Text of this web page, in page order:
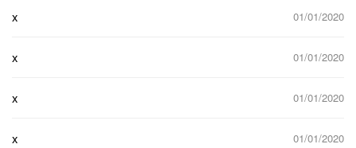
x 01/01/2020
x 01/01/2020
x 01/01/2020
x 01/01/2020